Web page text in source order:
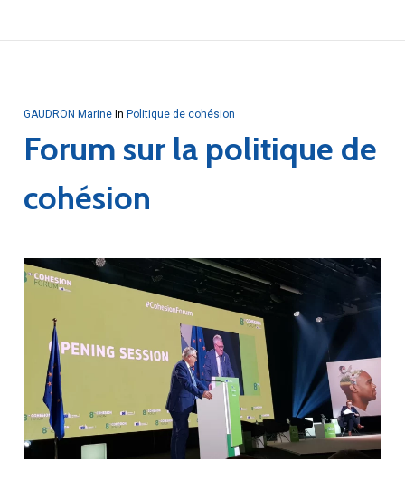
GAUDRON Marine In Politique de cohésion
Forum sur la politique de
cohésion